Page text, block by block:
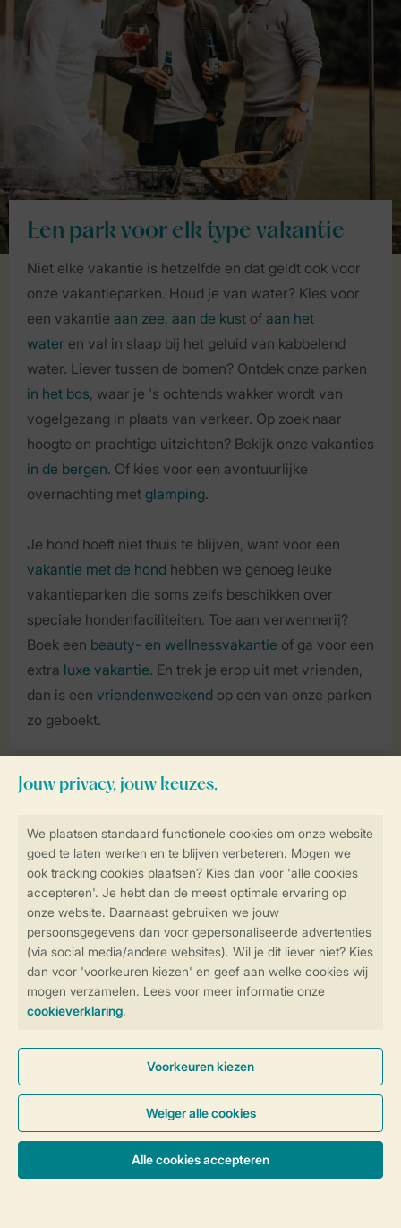
Een park voor elk type vakantie
Niet elke vakantie is hetzelfde en dat geldt ook voor
onze vakantieparken. Houd je van water? Kies voor
een vakantie aan zee, aan de kust of aan het
water en val in slaap bij het geluid van kabbelend
water. Liever tussen de bomen? Ontdek onze parken
in het bos, waar je 's ochtends wakker wordt van
vogelgezang in plaats van verkeer. Op zoek naar
hoogte en prachtige uitzichten? Bekijk onze vakanties
in de bergen. Of kies voor een avontuurlijke
overnachting met glamping.
Je hond hoeft niet thuis te blijven, want voor een
vakantie met de hond hebben we genoeg leuke
vakantieparken die soms zelfs beschikken over
speciale hondenfaciliteiten. Toe aan verwennerij?
Boek een beauty- en wellnessvakantie of ga voor een
extra luxe vakantie. En trek je erop uit met vrienden,
dan is een vriendenweekend op een van onze parken
zo geboekt.
Ontdek de vele faciliteiten en